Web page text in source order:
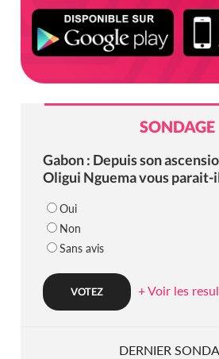
SONDAGE
Gabon : Depuis son
Oligui Nguema vous
Oui
Non
Sans avis
+ Voir les
DERNIER